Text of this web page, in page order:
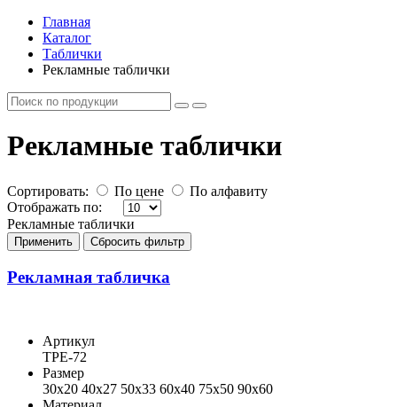
Главная
Каталог
Таблички
Рекламные таблички
Рекламные таблички
Сортировать: По цене
По алфавиту
Отображать по:
Рекламные таблички
Применить Сбросить фильтр
Рекламная табличка
Артикул
ТРЕ-72
Размер
30x20 40x27 50x33 60x40 75x50 90x60